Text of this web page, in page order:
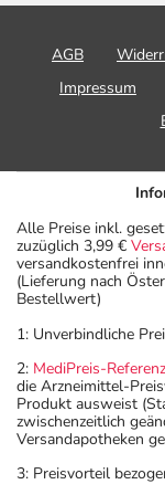
AGB
Impressum
Alle Preise inkl.
zuzüglich 3,99 €
versandkostenfrei
(Lieferung nach
Bestellwert)
1: Unverbindliche
2: MediPreis-
die Arzneimittel-
Produkt ausweist
zwischenzeitlich
Versandapotheken
3: Preisvorteil